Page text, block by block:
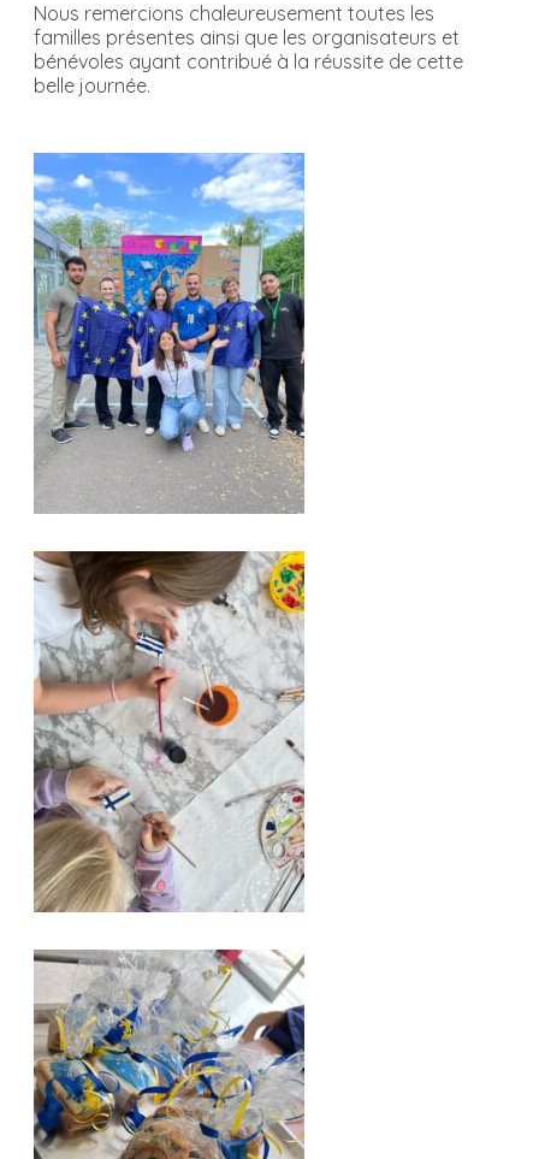
Nous remercions chaleureusement toutes les
familles présentes ainsi que les organisateurs et
bénévoles ayant contribué à la réussite de cette
belle journée.